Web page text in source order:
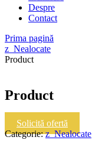
Despre
Contact
Prima pagină
z_Nealocate
Product
Product
Solicită ofertă
Categorie:z_Nealocate